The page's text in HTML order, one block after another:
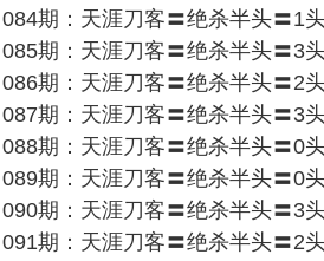
084期：天涯刀客〓绝杀半头〓1
085期：天涯刀客〓绝杀半头〓3
086期：天涯刀客〓绝杀半头〓2
087期：天涯刀客〓绝杀半头〓3
088期：天涯刀客〓绝杀半头〓0
089期：天涯刀客〓绝杀半头〓0
090期：天涯刀客〓绝杀半头〓3
091期：天涯刀客〓绝杀半头〓2